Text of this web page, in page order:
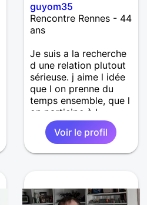
guyom35
Rencontre Rennes - 44
ans
Je suis a la recherche
d une relation plutout
sérieuse. j aime l idée
que l on prenne du
temps ensemble, que l
on participe à l
activité de l autre tout
en s accordant du
temps pour soi meme.
Voir le profil